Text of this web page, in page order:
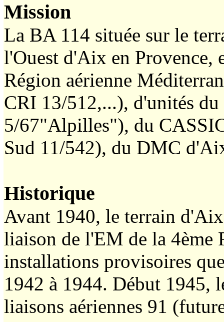
Mission
La BA 114 située sur le
l'Ouest d'Aix en Provence,
Région aérienne
CRI 13/512,...), d'unités
5/67"Alpilles"), du
Sud 11/542), du DMC
Historique
Avant 1940, le terrain
liaison de l'EM de la 4ème
installations provisoires
1942 à 1944. Début 1945,
liaisons aériennes 91